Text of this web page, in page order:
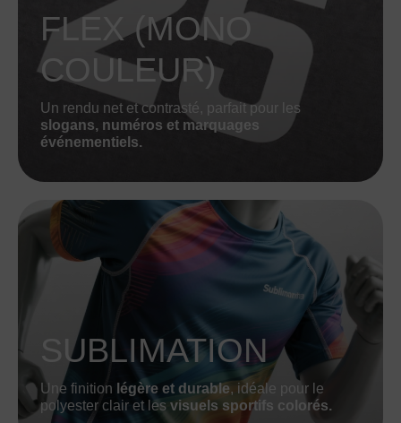
FLEX (MONO
COULEUR)
Un rendu net et contrasté, parfait pour les
slogans, numéros et marquages
événementiels.
SUBLIMATION
Une finition légère et durable, idéale pour le
polyester clair et les visuels sportifs colorés.